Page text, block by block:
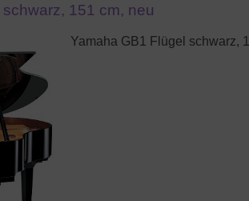
151 cm, neu
Yamaha GB1 Flügel schwarz,